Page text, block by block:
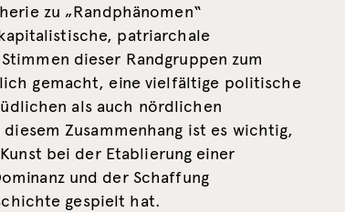
zu „Randphänomen“
patriarchale
dieser Randgruppen zum
gemacht, eine vielfältige politische
als auch nördlichen
Zusammenhang ist es wichtig,
bei der Etablierung einer
und der Schaffung
gespielt hat.